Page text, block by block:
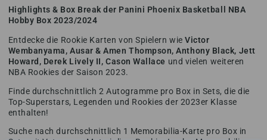
Highlights & Box Break der Panini Phoenix Basketball NBA
Hobby Box 2023/2024
Entdecke die Rookie Karten von Spielern wieVictor
Wembanyama, Ausar & Amen Thompson, Anthony Black, Jett
Howard, Derek Lively II, Cason Wallace und vielen weiteren
NBA Rookies der Saison 2023.
Finde durchschnittlich 2 Autogramme pro Box in Sets, die die
Top-Superstars, Legenden und Rookies der 2023er Klasse
enthalten!
Suche nach durchschnittlich 1 Memorabilia-Karte pro Box in